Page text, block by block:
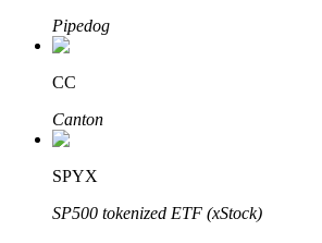
Kullanıcı başına %65'e kadar komisyon!
Pipedog
CC
Canton
SPYX
SP500 tokenized ETF (xStock)